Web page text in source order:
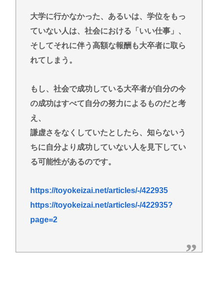
大学に行かなかった、あるいは、学位をもっ
ていない人は、社会における「いい仕事」、
そしてそれに伴う高額な報酬も大卒者に取ら
れてしまう。
もし、社会で成功している大卒者が自分の今
の成功はすべて自分の努力によるものだと考
え、
謙虚さをなくしていたとしたら、知らないう
ちに自分より成功していない人を見下してい
る可能性があるのです。
https://toyokeizai.net/articles/-/422935
https://toyokeizai.net/articles/-/422935?
page=2